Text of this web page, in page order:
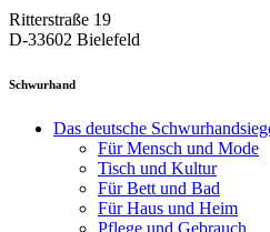
Ritterstraße 19
D-33602 Bielefeld
Schwurhand
Das deutsche
Für Mensch und Mode
Tisch und Kultur
Für Bett und Bad
Für Haus und Heim
Pflege und Gebrauch